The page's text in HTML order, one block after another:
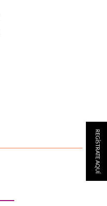
REGÍSTRATE AQUÍ